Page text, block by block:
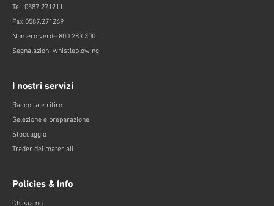
Tel. 0587.271211
Fax 0587.271269
Numero verde 800.283.300
Segnalazioni whistleblowing
I nostri servizi
Raccolta e ritiro
Selezione e preparazione
Stoccaggio
Trader dei materiali
Policies & Info
Chi siamo